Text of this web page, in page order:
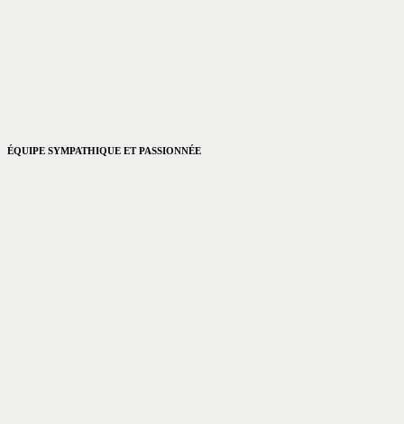
ÉQUIPE SYMPATHIQUE ET PASSIONNÉE